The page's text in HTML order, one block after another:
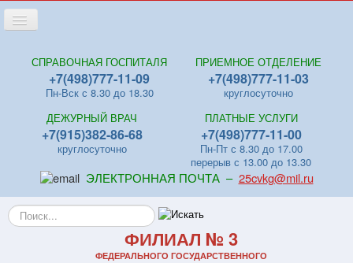
Переключить
навигацию
Новости
Отделения
Поликлиники
Контакты
СПРАВОЧНАЯ ГОСПИТАЛЯ
+7(498)777-11-09
Пн-Вск с 8.30 до 18.30
ПРИЕМНОЕ ОТДЕЛЕНИЕ
+7(498)777-11-03
круглосуточно
ДЕЖУРНЫЙ ВРАЧ
+7(915)382-86-68
круглосуточно
ПЛАТНЫЕ УСЛУГИ
+7(498)777-11-00
Пн-Пт с 8.30 до 17.00
перерыв с 13.00 до 13.30
ЭЛЕКТРОННАЯ ПОЧТА – 25cvkg@mil.ru
Искать...
ФИЛИАЛ № 3
ФЕДЕРАЛЬНОГО ГОСУДАРСТВЕННОГО